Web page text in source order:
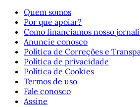
Quem somos
Por que apoiar?
Como financiamos nosso
Anuncie conosco
Política de Correções e
Política de privacidade
Política de Cookies
Termos de uso
Fale conosco
Assine